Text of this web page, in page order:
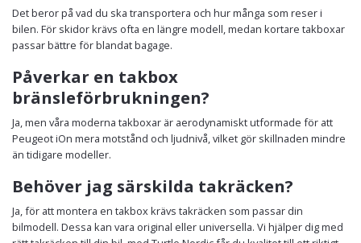
Det beror på vad du ska transportera och hur många som reser i
bilen. För skidor krävs ofta en längre modell, medan kortare takboxar
passar bättre för blandat bagage.
Påverkar en takbox
bränsleförbrukningen?
Ja, men våra moderna takboxar är aerodynamiskt utformade för att
Peugeot iOn mera motstånd och ljudnivå, vilket gör skillnaden mindre
än tidigare modeller.
Behöver jag särskilda takräcken?
Ja, för att montera en takbox krävs takräcken som passar din
bilmodell. Dessa kan vara original eller universella. Vi hjälper dig med